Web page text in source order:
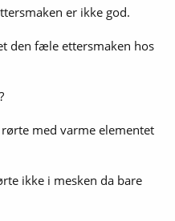
er ikke god.
den fæle ettersmaken hos
med varme elementet
ikke i mesken da bare